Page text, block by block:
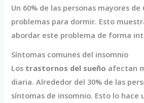
Un 60% de las personas mayores de
problemas para dormir. Esto
abordar este problema de forma
Síntomas comunes del insomnio
Los trastornos del sueño afectan
diaria. Alrededor del 30% de las
síntomas de insomnio. Esto lo hace